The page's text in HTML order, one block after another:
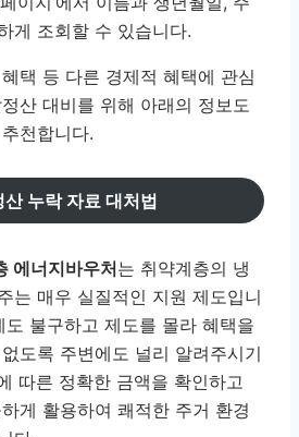
게 조회할 수 있습니다.
택 등 다른 경제적 혜택에 관심
산 대비를 위해 아래의 정보도
천합니다.
산 누락 자료 대처법
에너지바우처는 취약계층의 냉
는 매우 실질적인 지원 제도입니
불구하고 제도를 몰라 혜택을
도록 주변에도 널리 알려주시기
따른 정확한 금액을 확인하고
게 활용하여 쾌적한 주거 환경